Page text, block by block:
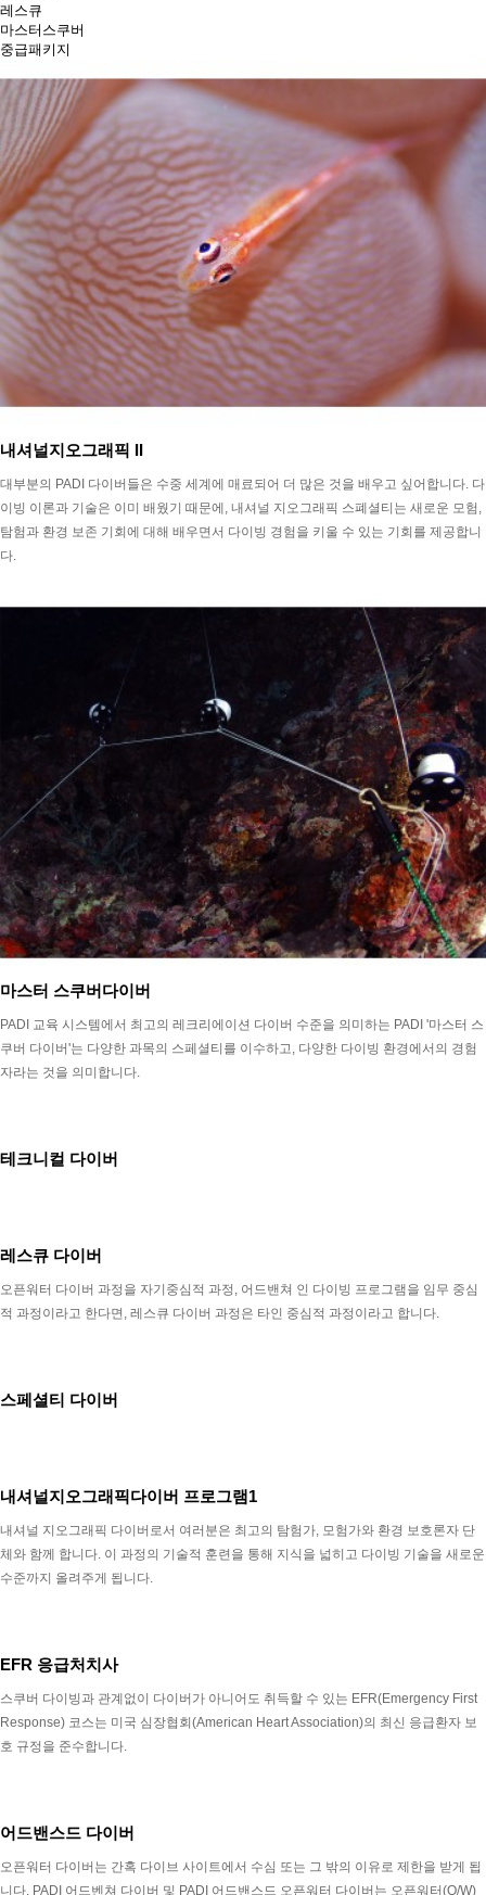
레스큐
마스터스쿠버
중급패키지
내셔널지오그래픽 II
대부분의 PADI 다이버들은 수중 세계에 매료되어 더 많은 것을 배우고 싶어합니다. 다
이빙 이론과 기술은 이미 배웠기 때문에, 내셔널 지오그래픽 스폐셜티는 새로운 모험,
탐험과 환경 보존 기회에 대해 배우면서 다이빙 경험을 키울 수 있는 기회를 제공합니
다.
마스터 스쿠버다이버
PADI 교육 시스템에서 최고의 레크리에이션 다이버 수준을 의미하는 PADI '마스터 스
쿠버 다이버'는 다양한 과목의 스페셜티를 이수하고, 다양한 다이빙 환경에서의 경험
자라는 것을 의미합니다.
테크니컬 다이버
레스큐 다이버
오픈워터 다이버 과정을 자기중심적 과정, 어드밴쳐 인 다이빙 프로그램을 임무 중심
적 과정이라고 한다면, 레스큐 다이버 과정은 타인 중심적 과정이라고 합니다.
스페셜티 다이버
내셔널지오그래픽다이버 프로그램1
내셔널 지오그래픽 다이버로서 여러분은 최고의 탐험가, 모험가와 환경 보호론자 단
체와 함께 합니다. 이 과정의 기술적 훈련을 통해 지식을 넓히고 다이빙 기술을 새로운
수준까지 올려주게 됩니다.
EFR 응급처치사
스쿠버 다이빙과 관계없이 다이버가 아니어도 취득할 수 있는 EFR(Emergency First
Response) 코스는 미국 심장협회(American Heart Association)의 최신 응급환자 보
호 규정을 준수합니다.
어드밴스드 다이버
오픈워터 다이버는 간혹 다이브 사이트에서 수심 또는 그 밖의 이유로 제한을 받게 됩
니다. PADI 어드벤쳐 다이버 및 PADI 어드밴스드 오픈워터 다이버는 오픈워터(O/W)